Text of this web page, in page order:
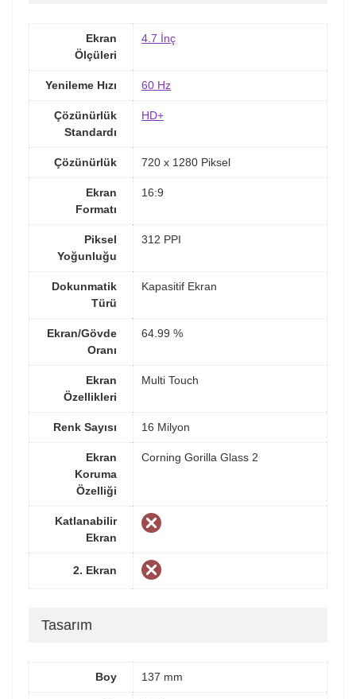
Ekran
Ölçüleri
4.7 İnç
Yenileme Hızı 60 Hz
Çözünürlük
Standardı
HD+
Çözünürlük 720 x 1280 Piksel
Ekran
Formatı
16:9
Piksel
Yoğunluğu
312 PPI
Dokunmatik
Türü
Kapasitif Ekran
Ekran/Gövde
Oranı
64.99 %
Ekran
Özellikleri
Multi Touch
Renk Sayısı 16 Milyon
Ekran
Koruma
Özelliği
Corning Gorilla Glass 2
Katlanabilir
Ekran
2. Ekran
Tasarım
Boy 137 mm